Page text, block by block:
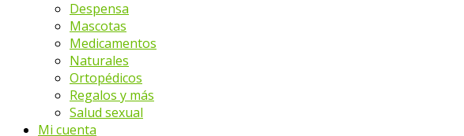
Despensa
Mascotas
Medicamentos
Naturales
Ortopédicos
Regalos y más
Salud sexual
Mi cuenta